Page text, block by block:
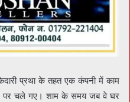
प्रथा के तहत एक कंपनी में काम
पर चले गए। शाम के समय जब वे घर